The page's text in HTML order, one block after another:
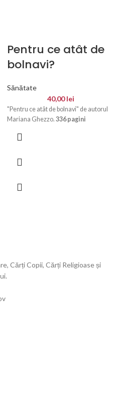
Pentru ce atât de
bolnavi?
Sănătate
40,00lei
"Pentru ce atât de bolnavi" de autorul
Mariana Ghezzo. 336 pagini
Cărți Copii, Cărți Religioase și